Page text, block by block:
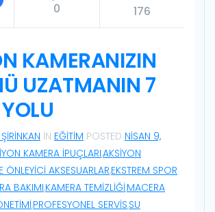
0 176
KAMERANIZIN
UZATMANIN 7
IN EĞITIM POSTED NISAN 9,
KAMERA IPUÇLARI,AKSIYON
ÖNLEYICI AKSESUARLAR,EKSTREM SPOR
BAKIMI,KAMERA TEMIZLIĞI,MACERA
,PROFESYONEL SERVIS,SU